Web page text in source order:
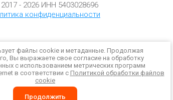
- 2026 ИНН 5403028696
конфиденциальности
файлы cookie и метаданные. Продолжая
Вы выражаете свое согласие на обработку
с использованием метрических программ
в соответствии с Политикой обработки файлов
cookie
Продолжить